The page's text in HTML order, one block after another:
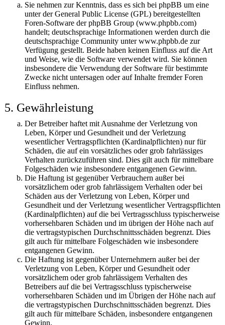
Sie nehmen zur Kenntnis, dass es sich bei phpBB um eine
unter der General Public License (GPL) bereitgestellten
Foren-Software der phpBB Group (www.phpbb.com)
handelt; deutschsprachige Informationen werden durch die
deutschsprachige Community unter www.phpbb.de zur
Verfügung gestellt. Beide haben keinen Einfluss auf die Art
und Weise, wie die Software verwendet wird. Sie können
insbesondere die Verwendung der Software für bestimmte
Zwecke nicht untersagen oder auf Inhalte fremder Foren
Einfluss nehmen.
5. Gewährleistung
Der Betreiber haftet mit Ausnahme der Verletzung von
Leben, Körper und Gesundheit und der Verletzung
wesentlicher Vertragspflichten (Kardinalpflichten) nur für
Schäden, die auf ein vorsätzliches oder grob fahrlässiges
Verhalten zurückzuführen sind. Dies gilt auch für mittelbare
Folgeschäden wie insbesondere entgangenen Gewinn.
Die Haftung ist gegenüber Verbrauchern außer bei
vorsätzlichem oder grob fahrlässigem Verhalten oder bei
Schäden aus der Verletzung von Leben, Körper und
Gesundheit und der Verletzung wesentlicher Vertragspflichten
(Kardinalpflichten) auf die bei Vertragsschluss typischerweise
vorhersehbaren Schäden und im übrigen der Höhe nach auf
die vertragstypischen Durchschnittsschäden begrenzt. Dies
gilt auch für mittelbare Folgeschäden wie insbesondere
entgangenen Gewinn.
Die Haftung ist gegenüber Unternehmern außer bei der
Verletzung von Leben, Körper und Gesundheit oder
vorsätzlichem oder grob fahrlässigem Verhalten des
Betreibers auf die bei Vertragsschluss typischerweise
vorhersehbaren Schäden und im Übrigen der Höhe nach auf
die vertragstypischen Durchschnittsschäden begrenzt. Dies
gilt auch für mittelbare Schäden, insbesondere entgangenen
Gewinn.